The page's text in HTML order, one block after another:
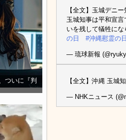
ついに『判
【全文】玉城デニ
玉城知事は平和宣
いを残して犠牲にな
の日
#沖縄慰霊の日
— 琉球新報
【全文】沖縄 玉城
— NHKニュース